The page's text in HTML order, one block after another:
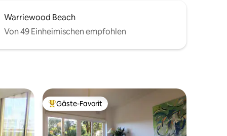
Warriewood Beach
Von 49 Einheimischen empfohlen
Beliebter Gäste-Favorit.
Gäste-Favorit